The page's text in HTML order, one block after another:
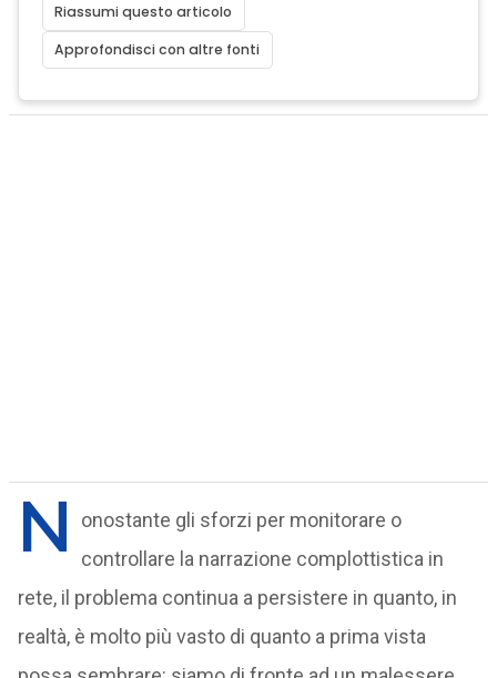
Riassumi questo articolo
Approfondisci con altre fonti
N
onostante gli sforzi per monitorare o
controllare la narrazione complottistica in
rete, il problema continua a persistere in quanto, in
realtà, è molto più vasto di quanto a prima vista